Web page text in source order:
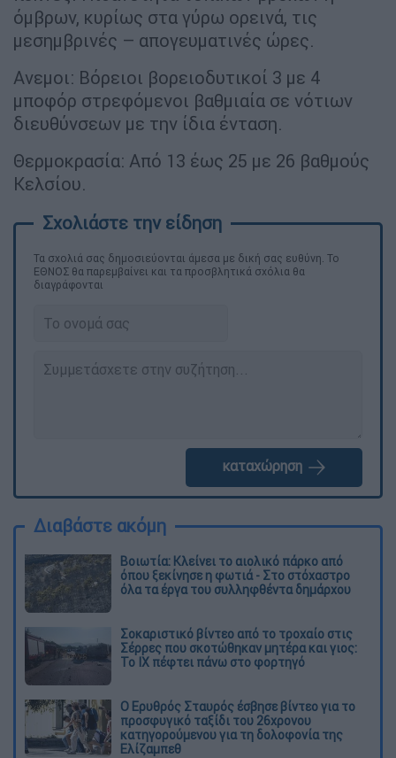
όμβρων, κυρίως στα γύρω ορεινά, τις
μεσημβρινές – απογευματινές ώρες.
Ανεμοι: Βόρειοι βορειοδυτικοί 3 με 4
μποφόρ στρεφόμενοι βαθμιαία σε νότιων
διευθύνσεων με την ίδια ένταση.
Θερμοκρασία: Από 13 έως 25 με 26 βαθμούς
Κελσίου.
Τα σχολιά σας δημοσιεύονται άμεσα με δική σας ευθύνη. Το
ΕΘΝΟΣ θα παρεμβαίνει και τα προσβλητικά σχόλια θα
διαγράφονται
καταχώρηση
Διαβάστε ακόμη
Βοιωτία: Κλείνει το αιολικό πάρκο από
όπου ξεκίνησε η φωτιά - Στο στόχαστρο
όλα τα έργα του συλληφθέντα δημάρχου
Σοκαριστικό βίντεο από το τροχαίο στις
Σέρρες που σκοτώθηκαν μητέρα και γιος:
Το ΙΧ πέφτει πάνω στο φορτηγό
Ο Ερυθρός Σταυρός έσβησε βίντεο για το
προσφυγικό ταξίδι του 26χρονου
κατηγορούμενου για τη δολοφονία της
Ελίζαμπεθ